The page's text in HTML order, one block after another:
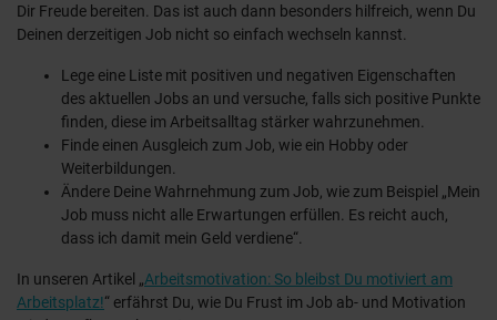
Dir Freude bereiten. Das ist auch dann besonders hilfreich, wenn Du
Deinen derzeitigen Job nicht so einfach wechseln kannst.
Lege eine Liste mit positiven und negativen Eigenschaften
des aktuellen Jobs an und versuche, falls sich positive Punkte
finden, diese im Arbeitsalltag stärker wahrzunehmen.
Finde einen Ausgleich zum Job, wie ein Hobby oder
Weiterbildungen.
Ändere Deine Wahrnehmung zum Job, wie zum Beispiel „Mein
Job muss nicht alle Erwartungen erfüllen. Es reicht auch,
dass ich damit mein Geld verdiene“.
In unseren Artikel „Arbeitsmotivation: So bleibst Du motiviert am
Arbeitsplatz!“ erfährst Du, wie Du Frust im Job ab- und Motivation